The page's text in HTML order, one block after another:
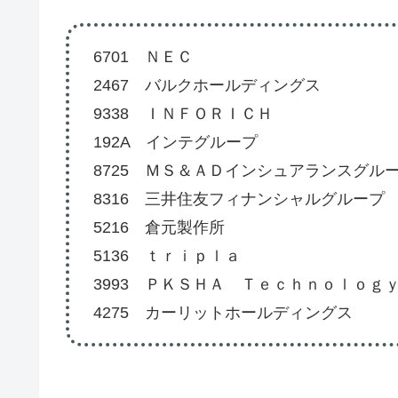
6701 ＮＥＣ
2467 バルクホールディングス
9338 ＩＮＦＯＲＩＣＨ
192A インテグループ
8725 ＭＳ＆ＡＤインシュアランスグル
8316 三井住友フィナンシャルグループ
5216 倉元製作所
5136 ｔｒｉｐｌａ
3993 ＰＫＳＨＡ Ｔｅｃｈｎｏｌｏｇｙ
4275 カーリットホールディングス